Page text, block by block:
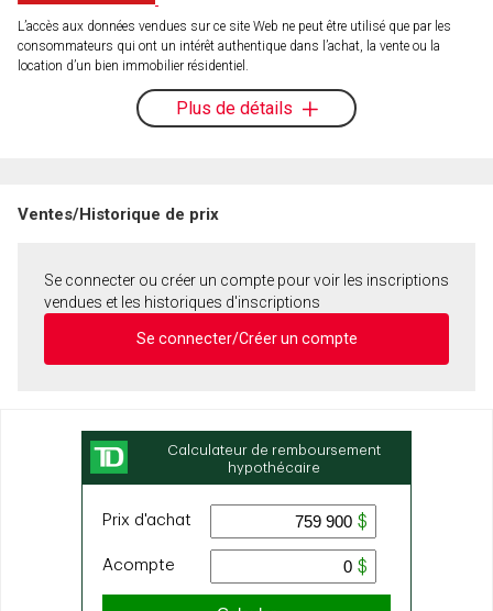
L’accès aux données vendues sur ce site Web ne peut être utilisé que par les
consommateurs qui ont un intérêt authentique dans l’achat, la vente ou la
location d’un bien immobilier résidentiel.
Plus de détails
Ventes/Historique de prix
Se connecter ou créer un compte pour voir les inscriptions
vendues et les historiques d'inscriptions
Se connecter/Créer un compte